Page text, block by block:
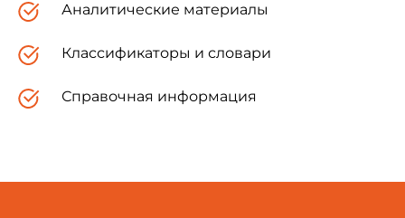
Аналитические материалы
Классификаторы и словари
Справочная информация